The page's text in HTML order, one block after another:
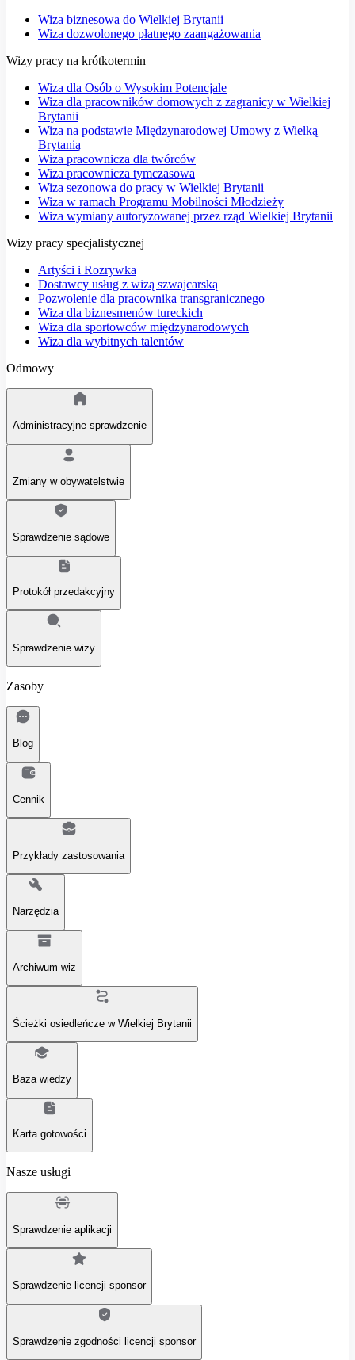
Wiza biznesowa do Wielkiej Brytanii
Wiza dozwolonego płatnego zaangażowania
Wizy pracy na krótkotermin
Wiza dla Osób o Wysokim Potencjale
Wiza dla pracowników domowych z zagranicy w Wielkiej
Brytanii
Wiza na podstawie Międzynarodowej Umowy z Wielką
Brytanią
Wiza pracownicza dla twórców
Wiza pracownicza tymczasowa
Wiza sezonowa do pracy w Wielkiej Brytanii
Wiza w ramach Programu Mobilności Młodzieży
Wiza wymiany autoryzowanej przez rząd Wielkiej Brytanii
Wizy pracy specjalistycznej
Artyści i Rozrywka
Dostawcy usług z wizą szwajcarską
Pozwolenie dla pracownika transgranicznego
Wiza dla biznesmenów tureckich
Wiza dla sportowców międzynarodowych
Wiza dla wybitnych talentów
Odmowy
Administracyjne sprawdzenie
Zmiany w obywatelstwie
Sprawdzenie sądowe
Protokół przedakcyjny
Sprawdzenie wizy
Zasoby
Blog
Cennik
Przykłady zastosowania
Narzędzia
Archiwum wiz
Ścieżki osiedleńcze w Wielkiej Brytanii
Baza wiedzy
Karta gotowości
Nasze usługi
Sprawdzenie aplikacji
Sprawdzenie licencji sponsor
Sprawdzenie zgodności licencji sponsor